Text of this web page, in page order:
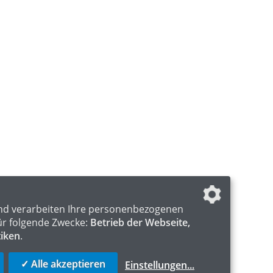
verarbeiten Ihre personenbezogenen
folgende Zwecke: Betrieb der Webseite,
.
✓ Alle akzeptieren Einstellungen...